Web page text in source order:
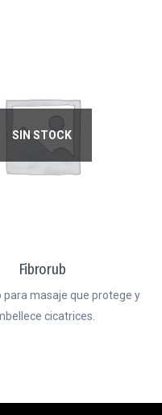
SIN STOCK
Fibrorub
para masaje que protege y
cicatrices.